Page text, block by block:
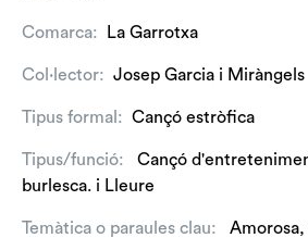
Comarca: La Garrotxa
Col·lector: Josep Garcia i Miràngels
Tipus formal: Cançó estròfica
Tipus/funció:
Cançó
burlesca. i Lleure
Temàtica o paraules clau: Amorosa,